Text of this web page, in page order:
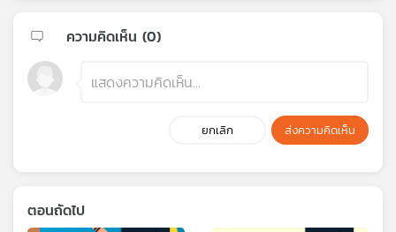
ความคิดเห็น (0)
ยกเลิก ส่งความคิดเห็น
ตอนถัดไป